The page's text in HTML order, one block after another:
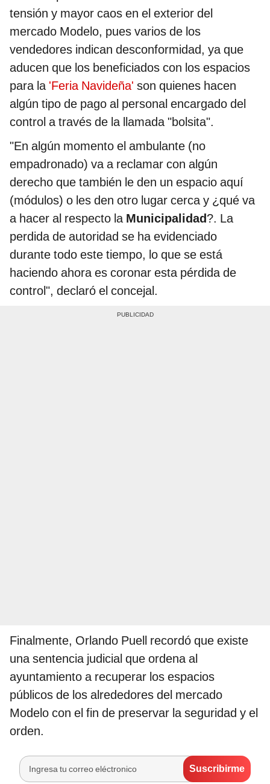
tensión y mayor caos en el exterior del
mercado Modelo, pues varios de los
vendedores indican desconformidad, ya que
aducen que los beneficiados con los espacios
para la 'Feria Navideña' son quienes hacen
algún tipo de pago al personal encargado del
control a través de la llamada "bolsita".
"En algún momento el ambulante (no
empadronado) va a reclamar con algún
derecho que también le den un espacio aquí
(módulos) o les den otro lugar cerca y ¿qué va
a hacer al respecto la Municipalidad?. La
perdida de autoridad se ha evidenciado
durante todo este tiempo, lo que se está
haciendo ahora es coronar esta pérdida de
control", declaró el concejal.
Finalmente, Orlando Puell recordó que existe
una sentencia judicial que ordena al
ayuntamiento a recuperar los espacios
públicos de los alrededores del mercado
Modelo con el fin de preservar la seguridad y el
orden.